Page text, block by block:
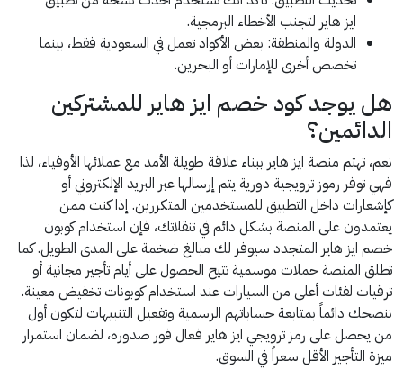
ايز هاير لتجنب الأخطاء البرمجية.
الدولة والمنطقة: بعض الأكواد تعمل في السعودية فقط، بينما
تخصص أخرى للإمارات أو البحرين.
هل يوجد كود خصم ايز هاير للمشتركين
الدائمين؟
نعم، تهتم منصة ايز هاير ببناء علاقة طويلة الأمد مع عملائها الأوفياء، لذا
فهي توفر رموز ترويجية دورية يتم إرسالها عبر البريد الإلكتروني أو
كإشعارات داخل التطبيق للمستخدمين المتكررين. إذا كنت ممن
يعتمدون على المنصة بشكل دائم في تنقلاتك، فإن استخدام كوبون
خصم ايز هاير المتجدد سيوفر لك مبالغ ضخمة على المدى الطويل. كما
تطلق المنصة حملات موسمية تتيح الحصول على أيام تأجير مجانية أو
ترقيات لفئات أعلى من السيارات عند استخدام كوبونات تخفيض معينة.
ننصحك دائماً بمتابعة حساباتهم الرسمية وتفعيل التنبيهات لتكون أول
من يحصل على رمز ترويجي ايز هاير فعال فور صدوره، لضمان استمرار
ميزة التأجير الأقل سعراً في السوق.